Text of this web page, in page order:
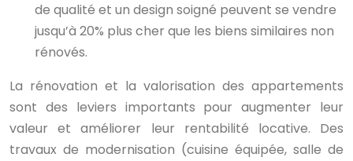
de qualité et un design soigné peuvent se vendre
jusqu’à 20% plus cher que les biens similaires non
rénovés.
La rénovation et la valorisation des appartements
sont des leviers importants pour augmenter leur
valeur et améliorer leur rentabilité locative. Des
travaux de modernisation (cuisine équipée, salle de